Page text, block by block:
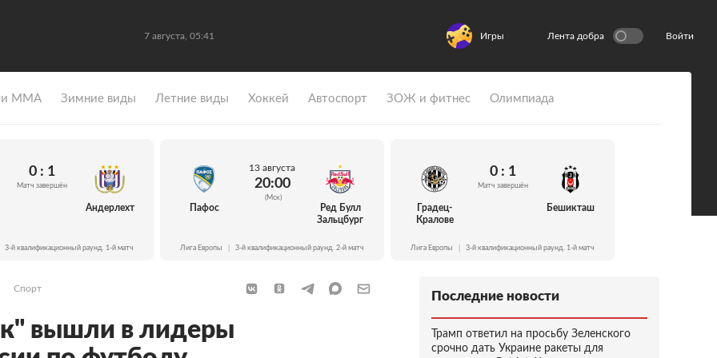
7 августа, 05:41 Игры Лента добра Войти
и ММА Зимние виды Летние виды Хоккей Автоспорт ЗОЖ и фитнес Олимпиада
0 : 1
Матч завершён
Андерлехт
3-й квалификационный раунд. 1-й матч
Пафос
13 августа
20:00
(Мск)
Ред Булл
Зальцбург
Лига Европы 3-й квалификационный раунд. 2-й матч
Градец-
Кралове
0 : 1
Матч завершён
Бешикташ
Лига Европы 3-й квалификационный раунд. 1-й матч
Спорт
вышли в лидеры
Последние новости
Трамп ответил на просьбу Зеленского
срочно дать Украине ракеты для